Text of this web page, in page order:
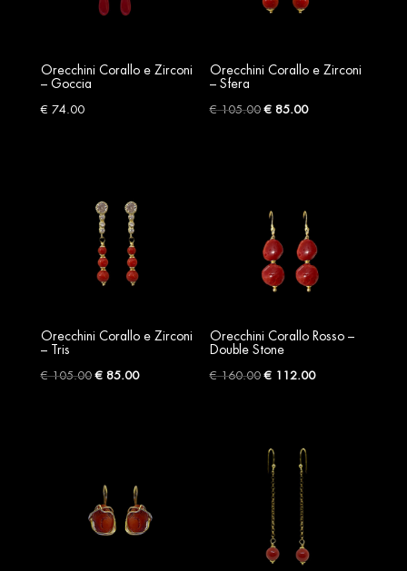
Orecchini Corallo e Zirconi
– Goccia
€ 74.00
Orecchini Corallo e Zirconi
– Sfera
€105.00Original
€ 85.00Current
Orecchini Corallo e Zirconi
– Tris
€105.00Original
€85.00Current
Orecchini Corallo Rosso –
Double Stone
€160.00Original
€ 160.00.
€ 112.00Current